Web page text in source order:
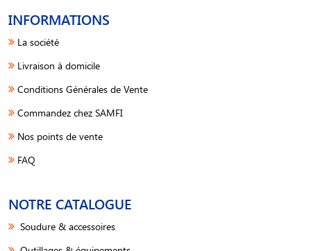
INFORMATIONS
La société
Livraison à domicile
Conditions Générales de Vente
Commandez chez SAMFI
Nos points de vente
FAQ
NOTRE CATALOGUE
Soudure & accessoires